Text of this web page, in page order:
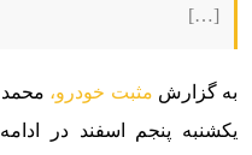
[…]
به گزارش مثبت خودرو،
یکشنبه پنجم اسفند در